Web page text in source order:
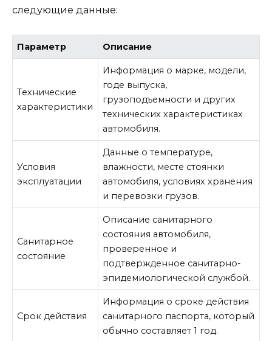
следующие данные:
Параметр Описание
Технические
характеристики
Информация о марке, модели,
годе выпуска,
грузоподъемности и других
технических характеристиках
автомобиля.
Условия
эксплуатации
Данные о температуре,
влажности, месте стоянки
автомобиля, условиях хранения
и перевозки грузов.
Санитарное
состояние
Описание санитарного
состояния автомобиля,
проверенное и
подтвержденное санитарно-
эпидемиологической службой.
Срок действия
Информация о сроке действия
санитарного паспорта, который
обычно составляет 1 год.